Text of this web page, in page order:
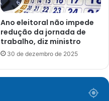
Ano eleitoral não impede
redução da jornada de
trabalho, diz ministro
30 de dezembro de 2025